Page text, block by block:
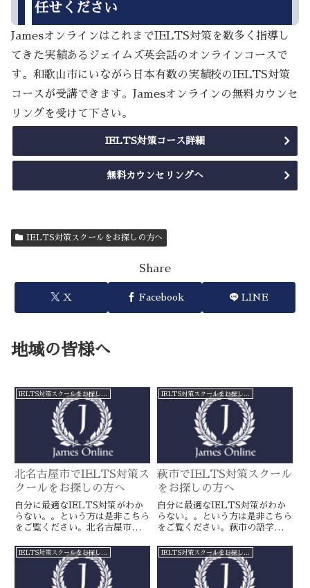
任せください
JamesオンラインはこれまでIELTS対策を数多く指導し
てきた実績あるジェイムズ英会話のオンラインコースで
す。和歌山市にいながら日本有数の実績校のIELTS対策
コースが受講できます。Jamesオンラインの無料カウンセ
リングを受けて下さい。
IELTS対策コース詳細
無料カウンセリングへ
IELTS対策スクールをお探しの方へ
Share
X Facebook LINE
地域の皆様へ
IELTS対策スクールをお探しの方へ
北名古屋市でIELTS対策ス
クールをお探しの方へ
自分に最適なIELTS対策がわか
らない。。という方は是非こちら
をご覧ください。北名古屋市の語
オンラインのIELTS対策ならよ
り確実に目標達成が近づきます。
海外留学や移住をお考えの方や国
内大学受験を有利に進めたい方に
IELTS対策スクールをお探しの方へ
萩市でIELTS対策スクール
をお探しの方へ
自分に最適なIELTS対策がわか
らない。。という方は是非こちら
をご覧ください。萩市の語学スク
インのIELTS対策ならより確実
に目標達成が近づきます。海外留
学や移住をお考えの方や国内大学
受験を有利に進めたい方に是非。
IELTS対策スクールをお探しの方へ IELTS対策スクールをお探しの方へ